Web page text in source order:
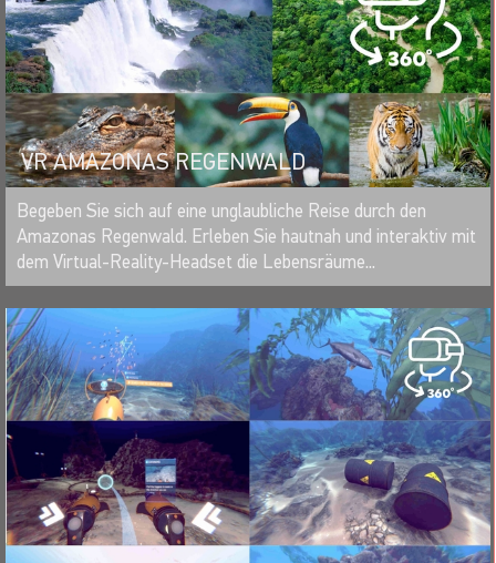
VR AMAZONAS REGENWALD
MERKEN
Begeben Sie sich auf eine unglaubliche Reise durch den
Amazonas Regenwald. Erleben Sie hautnah und interaktiv mit
dem Virtual-Reality-Headset die Lebensräume...